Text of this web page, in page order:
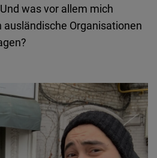
was vor allem mich
Organisationen